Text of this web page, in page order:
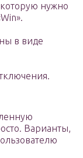
нужно
в виде
Варианты,